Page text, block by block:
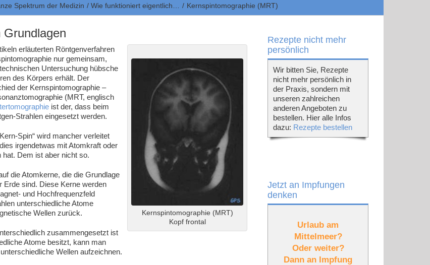
Spektrum der Medizin Wie funktioniert eigentlich… Kernspintomographie (MRT)
Grundlagen
Kernspintomographie (MRT)
Kopf frontal
erläuterten Röntgenverfahren
nur gemeinsam,
Untersuchung hübsche
des Körpers erhält. Der
der Kernspintomographie –
(MRT, englisch
ist der, dass beim
Strahlen eingesetzt werden.
Spin“ wird mancher verleitet
irgendetwas mit Atomkraft oder
hat. Dem ist aber nicht so.
die Atomkerne, die die Grundlage
Erde sind. Diese Kerne werden
und Hochfrequenzfeld
unterschiedliche Atome
Wellen zurück.
zusammengesetzt ist
Atome besitzt, kann man
Wellen aufzeichnen.
Rezepte nicht mehr
persönlich
Wir bitten Sie, Rezepte
nicht mehr persönlich in
der Praxis, sondern mit
unseren zahlreichen
anderen Angeboten zu
bestellen. Hier alle Infos
dazu: Rezepte bestellen
Jetzt an Impfungen
denken
Urlaub am
Mittelmeer?
Oder weiter?
Dann an Impfung